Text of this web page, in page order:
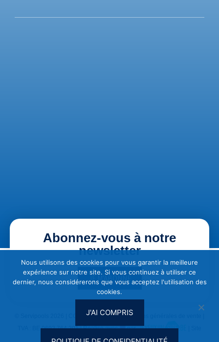
Abonnez-vous à notre
newsletter
JE M'ABONNE
CGU & Vie privée| Conditions générales de vente
TVA : BE 0692.764.201 | Réalisé avec
par
Nous utilisons des cookies pour vous garantir la meilleure
expérience sur notre site. Si vous continuez à utiliser ce
dernier, nous considérerons que vous acceptez l'utilisation des
cookies.
J'AI COMPRIS